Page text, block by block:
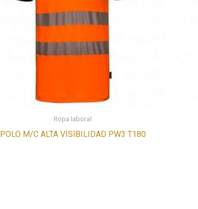
Ropa laboral
POLO M/C ALTA VISIBILIDAD PW3 T180